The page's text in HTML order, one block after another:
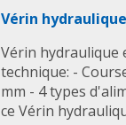
Vérin hydraulique
Vérin hydraulique
technique: -
mm - 4 types
ce Vérin